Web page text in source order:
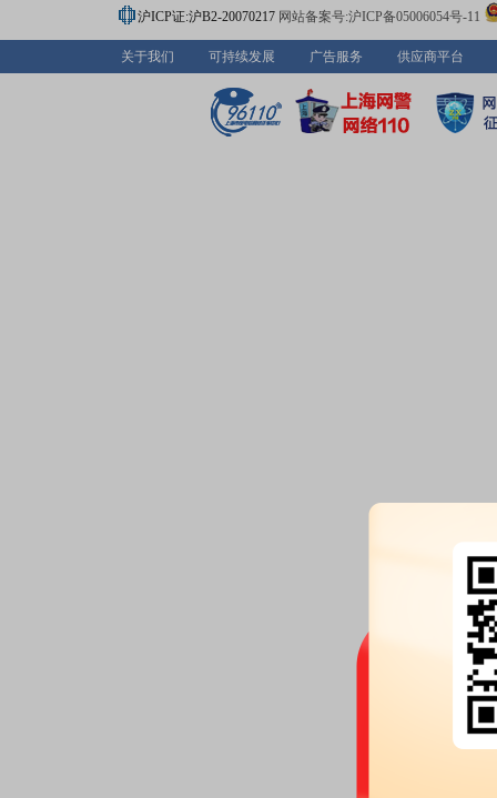
沪ICP证:沪B2-20070217 网站备案号:沪ICP备05006054号-11
关于我们 可持续发展 广告服务 供应商平台